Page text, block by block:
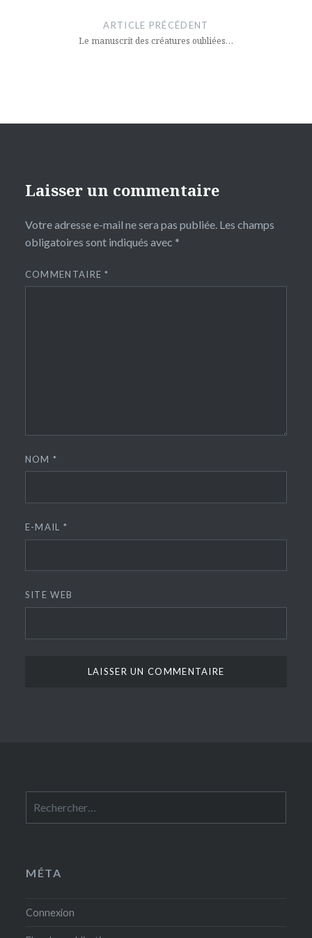
ARTICLE PRÉCÉDENT
Le manuscrit des créatures oubliées…
Laisser un commentaire
Votre adresse e-mail ne sera pas publiée. Les champs
obligatoires sont indiqués avec *
COMMENTAIRE*
NOM*
E-MAIL *
SITE WEB
MÉTA
Connexion